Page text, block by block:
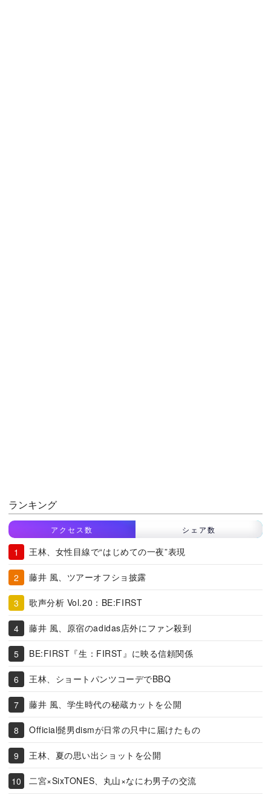
ランキング
アクセス数 シェア数
王林、女性目線で“はじめての一夜”表現
藤井 風、ツアーオフショ披露
歌声分析 Vol.20：BE:FIRST
藤井 風、原宿のadidas店外にファン殺到
BE:FIRST『生：FIRST』に映る信頼関係
王林、ショートパンツコーデでBBQ
藤井 風、学生時代の秘蔵カットを公開
Official髭男dismが日常の只中に届けたもの
王林、夏の思い出ショットを公開
二宮×SixTONES、丸山×なにわ男子の交流